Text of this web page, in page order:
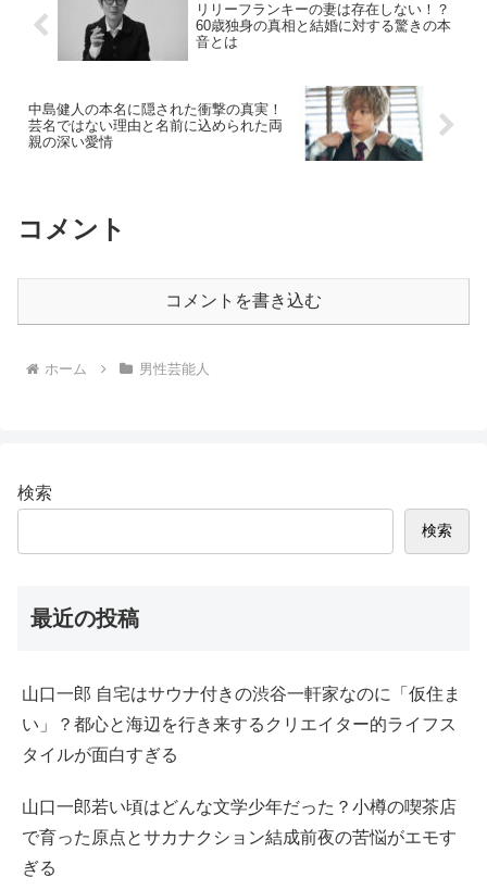
リリーフランキーの妻は存在しない！？
60歳独身の真相と結婚に対する驚きの本
音とは
中島健人の本名に隠された衝撃の真実！
芸名ではない理由と名前に込められた両
親の深い愛情
コメント
コメントを書き込む
ホーム 男性芸能人
検索
検索
最近の投稿
山口一郎 自宅はサウナ付きの渋谷一軒家なのに「仮住ま
い」？都心と海辺を行き来するクリエイター的ライフス
タイルが面白すぎる
山口一郎若い頃はどんな文学少年だった？小樽の喫茶店
で育った原点とサカナクション結成前夜の苦悩がエモす
ぎる